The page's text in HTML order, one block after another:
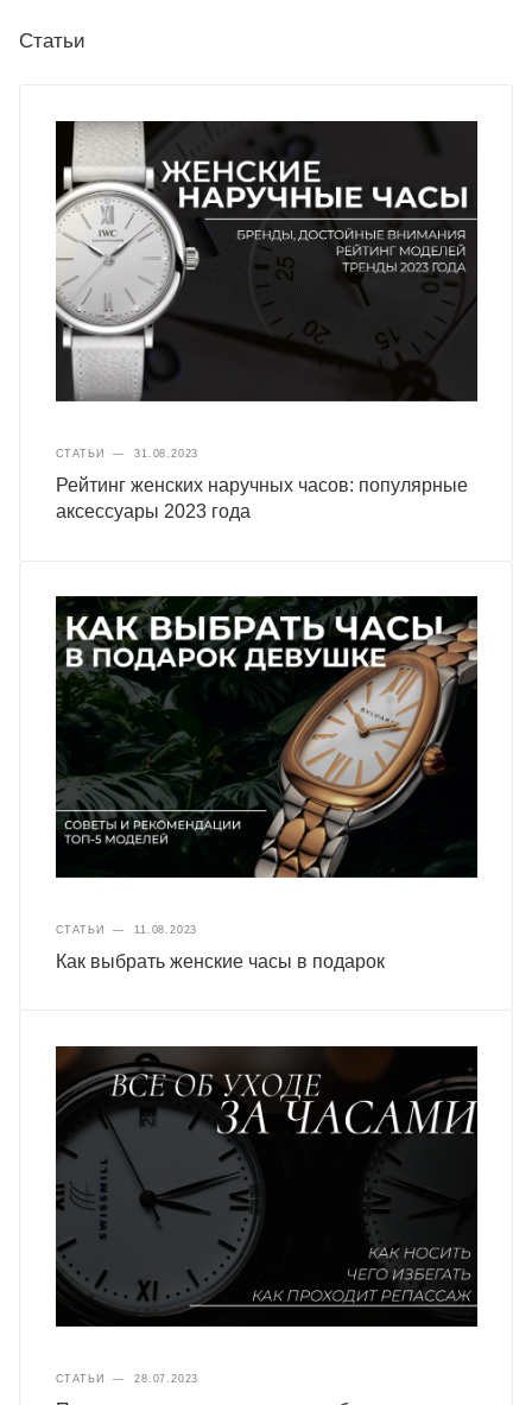
Статьи
СТАТЬИ — 31.08.2023
Рейтинг женских наручных часов: популярные
аксессуары 2023 года
СТАТЬИ — 11.08.2023
Как выбрать женские часы в подарок
СТАТЬИ — 28.07.2023